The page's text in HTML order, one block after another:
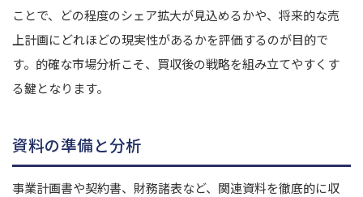
ことで、どの程度のシェア拡大が見込めるかや、将来的な売
上計画にどれほどの現実性があるかを評価するのが目的で
す。的確な市場分析こそ、買収後の戦略を組み立てやすくす
る鍵となります。
資料の準備と分析
事業計画書や契約書、財務諸表など、関連資料を徹底的に収